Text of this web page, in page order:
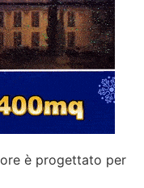
è progettato per